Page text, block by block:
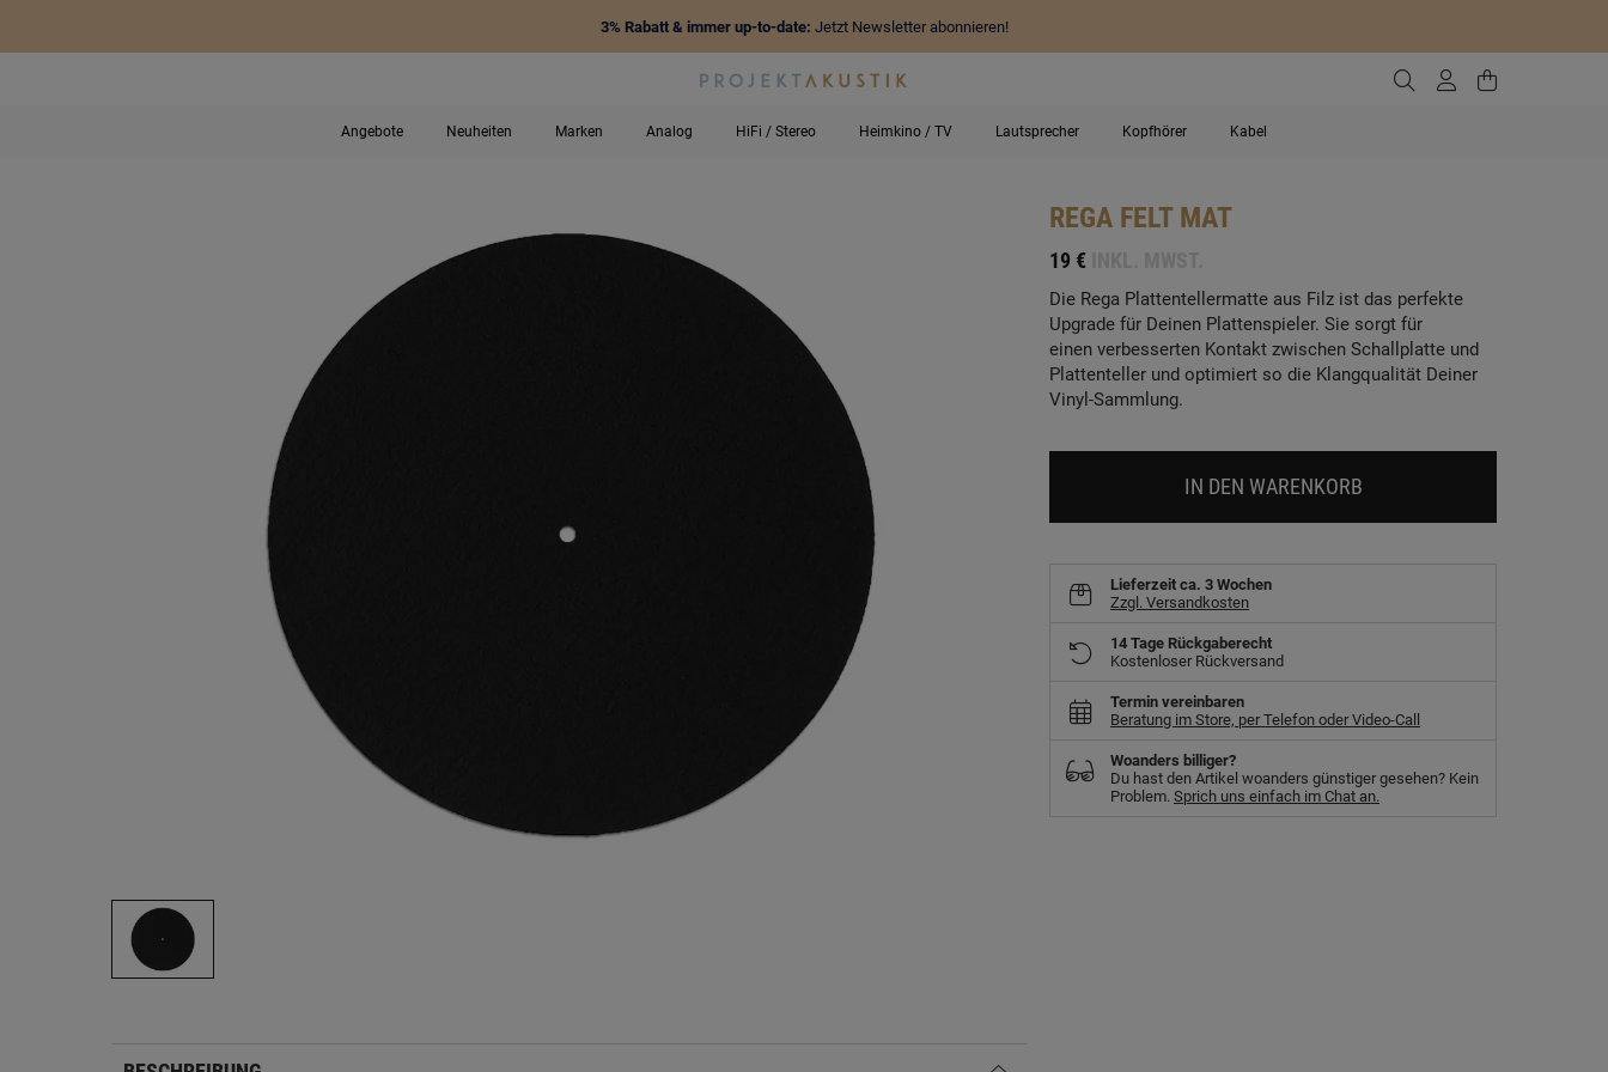
3% Rabatt & immer up-to-date: Jetzt Newsletter abonnieren!
Zur Suche gehen
ZumZum
Angebote Neuheiten Marken Analog HiFi / Stereo Heimkino / TV Lautsprecher Kopfhörer Kabel
REGA FELT MAT
19 €
Die Rega Plattentellermatte aus Filz ist das perfekte
Upgrade für Deinen Plattenspieler. Sie sorgt für
einen verbesserten Kontakt zwischen Schallplatte und
Plattenteller und optimiert so die Klangqualität Deiner
Vinyl-Sammlung.
IN DEN WARENKORB
Lieferzeit ca. 3 Wochen
Zzgl. Versandkosten
14 Tage Rückgaberecht
Kostenloser Rückversand
Termin vereinbaren
Beratung im Store, per Telefon oder Video-Call
Woanders billiger?
Du hast den Artikel woanders günstiger gesehen? Kein
Problem. Sprich uns einfach im Chat an.